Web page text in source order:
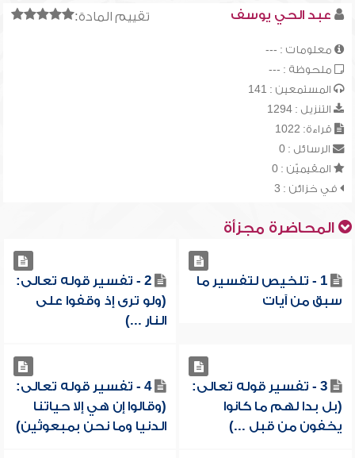
تقييم المادة: عبد الحي يوسف
معلومات : ---
ملحوظة : ---
المستمعين : 141
التنزيل : 1294
قراءة: 1022
الرسائل : 0
المقيميّن : 0
في خزائن : 3
المحاضرة مجزأة
1 - تلخيص لتفسير ما
سبق من آيات
2 - تفسير قوله تعالى:
(ولو ترى إذ وقفوا على
النار ...)
3 - تفسير قوله تعالى:
(بل بدا لهم ما كانوا
يخفون من قبل ...)
4 - تفسير قوله تعالى:
(وقالوا إن هي إلا حياتنا
الدنيا وما نحن بمبعوثين)